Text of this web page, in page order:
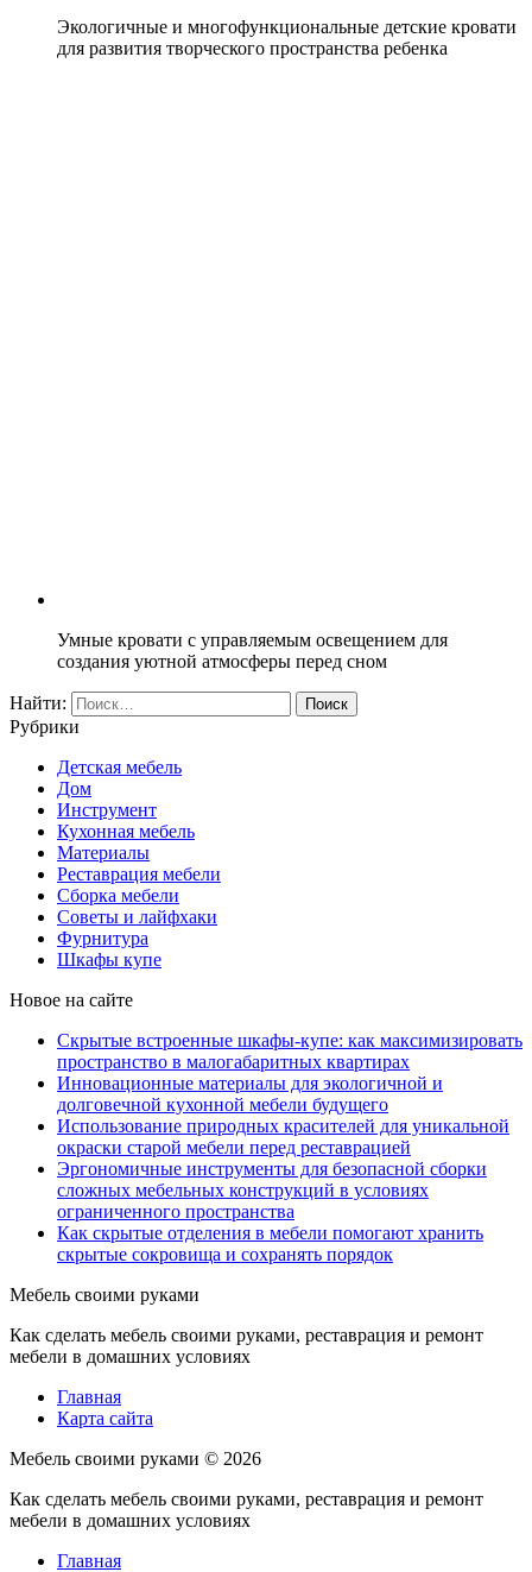
Экологичные и многофункциональные детские кровати
для развития творческого пространства ребенка
Умные кровати с управляемым освещением для
создания уютной атмосферы перед сном
Найти:
Рубрики
Детская мебель
Дом
Инструмент
Кухонная мебель
Материалы
Реставрация мебели
Сборка мебели
Советы и лайфхаки
Фурнитура
Шкафы купе
Новое на сайте
Скрытые встроенные шкафы-купе: как максимизировать
пространство в малогабаритных квартирах
Инновационные материалы для экологичной и
долговечной кухонной мебели будущего
Использование природных красителей для уникальной
окраски старой мебели перед реставрацией
Эргономичные инструменты для безопасной сборки
сложных мебельных конструкций в условиях
ограниченного пространства
Как скрытые отделения в мебели помогают хранить
скрытые сокровища и сохранять порядок
Мебель своими руками
Как сделать мебель своими руками, реставрация и ремонт
мебели в домашних условиях
Главная
Карта сайта
Мебель своими руками © 2026
Как сделать мебель своими руками, реставрация и ремонт
мебели в домашних условиях
Главная